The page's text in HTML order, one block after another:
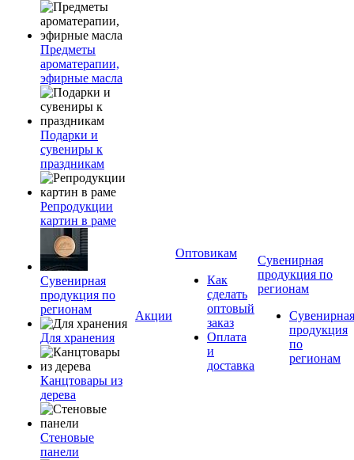
Предметы
ароматерапии,
эфирные масла
Подарки и
сувениры к
праздникам
Репродукции
картин в раме
Сувенирная
продукция по
регионам
Для хранения
Канцтовары из
дерева
Стеновые
панели
Акции
Оптовикам
Как
сделать
оптовый
заказ
Оплата
и
доставка
Сувенирная
продукция по
регионам
Сувенирная
продукция
по
регионам